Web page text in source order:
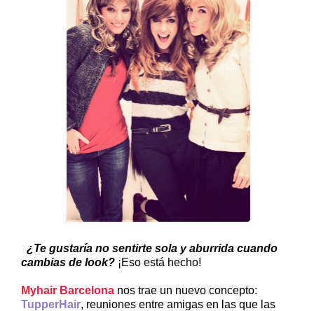
¿Te gustaría no sentirte sola y aburrida cuando
cambias de look? ¡Eso está hecho!
Myhair Barcelona nos trae un nuevo concepto:
TupperHair, reuniones entre amigas en las que las